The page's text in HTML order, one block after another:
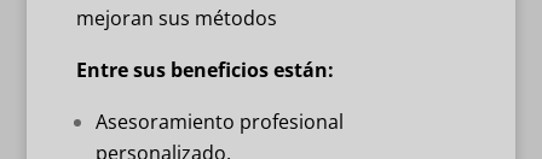
mejoran sus métodos
Entre sus beneficios están:
Asesoramiento profesional
personalizado.